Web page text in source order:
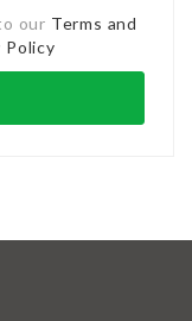
our Terms and
Policy